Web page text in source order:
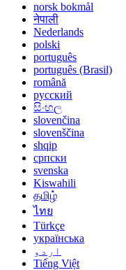
norsk bokmål
नेपाली
Nederlands
polski
português
português (Brasil)
română
русский
සිංහල
slovenčina
slovenščina
shqip
српски
svenska
Kiswahili
தமிழ்
ไทย
Türkçe
українська
اردو
Tiếng Việt